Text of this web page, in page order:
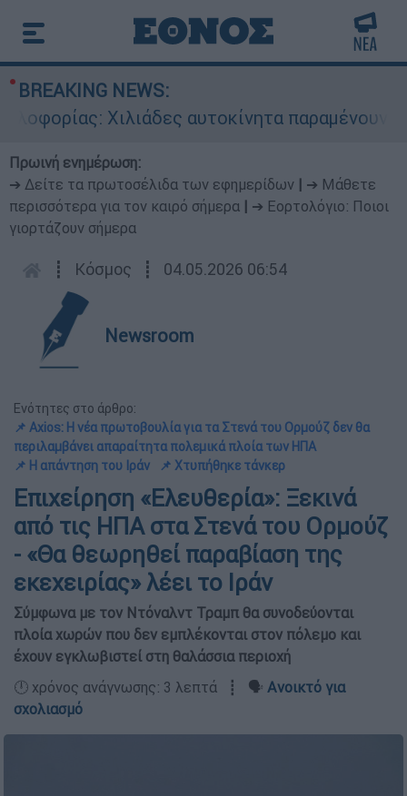
BREAKING NEWS:
Χιλιάδες αυτοκίνητα παραμένουν
Πρωινή ενημέρωση:
➔ Δείτε τα πρωτοσέλιδα των εφημερίδων
➔ Μάθετε
περισσότερα για τον καιρό σήμερα
➔ Εορτολόγιο: Ποιοι
γιορτάζουν σήμερα
┋ Κόσμος ┋ 04.05.2026 06:54
Newsroom
Ενότητες στο άρθρο:
📌 Axios: Η νέα πρωτοβουλία για τα Στενά του Ορμούζ δεν θα
περιλαμβάνει απαραίτητα πολεμικά πλοία των ΗΠΑ
📌 Η απάντηση του Ιράν
📌 Χτυπήθηκε τάνκερ
Επιχείρηση «Ελευθερία»: Ξεκινά
από τις ΗΠΑ στα Στενά του Ορμούζ
- «Θα θεωρηθεί παραβίαση της
εκεχειρίας» λέει το Ιράν
Σύμφωνα με τον Ντόναλντ Τραμπ θα συνοδεύονται
πλοία χωρών που δεν εμπλέκονται στον πόλεμο και
έχουν εγκλωβιστεί στη θαλάσσια περιοχή
🕛 χρόνος ανάγνωσης: 3 λεπτά ┋ 🗣️ Ανοικτό για
σχολιασμό